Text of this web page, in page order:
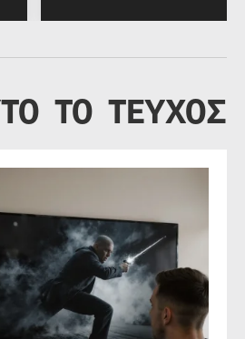
ΤΟ ΤΕΥΧΟΣ